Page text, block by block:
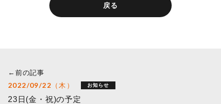
戻る
←前の記事
2022/09/22（木） お知らせ
23日(金・祝)の予定